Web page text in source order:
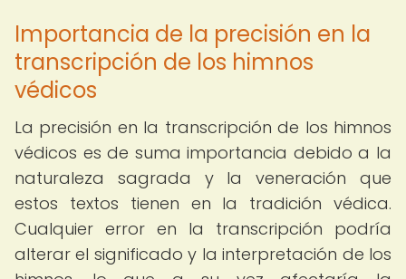
Importancia de la precisión en la
transcripción de los himnos
védicos
La precisión en la transcripción de los himnos
védicos es de suma importancia debido a la
naturaleza sagrada y la veneración que
estos textos tienen en la tradición védica.
Cualquier error en la transcripción podría
alterar el significado y la interpretación de los